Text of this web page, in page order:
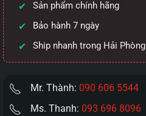
Sản phẩm chính hãng
Bảo hành 7 ngày
Ship nhanh trong Hải Phòng
Mr. Thành: 090 606 5544
Ms. Thanh: 093 696 8096